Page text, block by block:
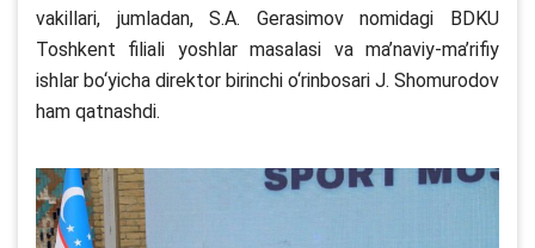
vakillari, jumladan, S.A. Gerasimov nomidagi BDKU
Toshkent filiali yoshlar masalasi va ma’naviy-ma’rifiy
ishlar bo‘yicha direktor birinchi o‘rinbosari J. Shomurodov
ham qatnashdi.